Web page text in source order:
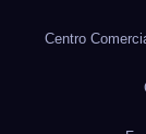
Centro